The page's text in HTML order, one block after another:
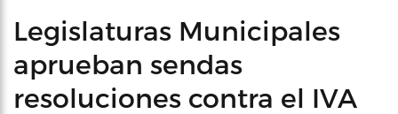
Legislaturas Municipales
aprueban sendas
resoluciones contra el IVA